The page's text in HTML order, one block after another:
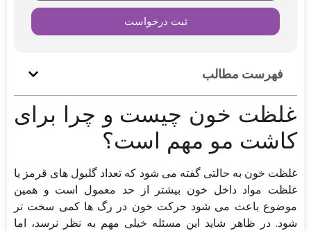
ثبت درخواست
فهرست مطالب
غلظت خون چیست و چرا برای
کاشت مو مهم است؟
غلظت خون به حالتی گفته می شود که تعداد گلبول های قرمز یا
غلظت مواد داخل خون بیشتر از حد معمول است و همین
موضوع باعث می شود حرکت خون در رگ ها کمی سخت تر
شود. در ظاهر شاید این مسئله خیلی مهم به نظر نرسد، اما